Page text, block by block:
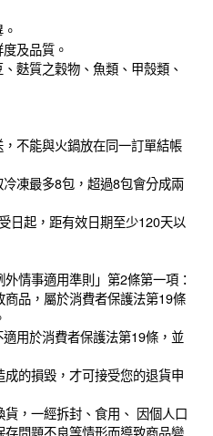
及品質。
麩質之穀物、魚類、甲殼類、
不能與火鍋放在同一訂單結帳
凍最多8包，超過8包會分成兩
日起，距有效日期至少120天以
情事適用準則」第2條第一項：
品，屬於消費者保護法第19條
用於消費者保護法第19條，並
的損毀，才可接受您的退貨申
，一經拆封、食用、 因個人口
問題不良等情形而導致商品變